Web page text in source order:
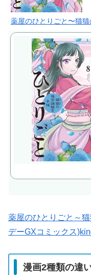
薬屋のひとりごと〜猫猫
薬屋のひとりごと～
デーGXコミックス
漫画2種類の違